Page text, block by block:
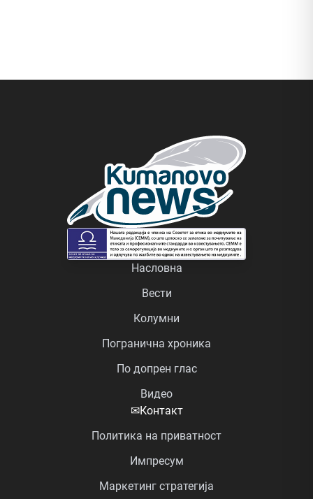
Насловна
Вести
Колумни
Погранична хроника
По допрен глас
Видео
✉Контакт
Политика на приватност
Импресум
Маркетинг стратегија